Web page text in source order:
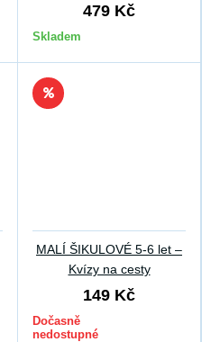
479 Kč
Skladem
MALÍ ŠIKULOVÉ 5-6 let –
Kvízy na cesty
149 Kč
Dočasně
nedostupné